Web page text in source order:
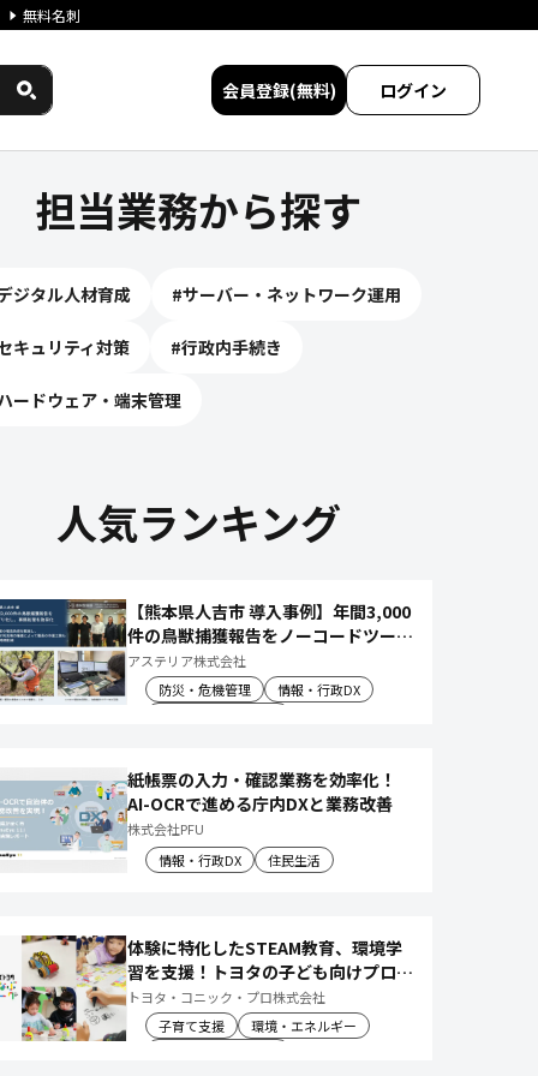
無料名刺
会員登録(無料) ログイン
サービス）｜ジチタイワー
担当業務から探す
ジタル人材育成 #サーバー・ネットワーク運用
キュリティ対策 #行政内手続き
ードウェア・端末管理
人気ランキング
【熊本県人吉市 導入事例】年間3,000
件の鳥獣捕獲報告をノーコードツール
でアプリ化し、月50時間の庁内作業
を削減
アステリア株式会社
防災・危機管理
情報・行政DX
紙帳票の入力・確認業務を効率化！
AI-OCRで進める庁内DXと業務改善
株式会社PFU
情報・行政DX
住民生活
体験に特化したSTEAM教育、環境学
習を支援！トヨタの子ども向けプログ
ラムで 社会や将来について楽しく学
べる体験機会を創出
トヨタ・コニック・プロ株式会社
子育て支援
環境・エネルギー